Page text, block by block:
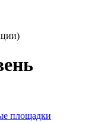
площадки